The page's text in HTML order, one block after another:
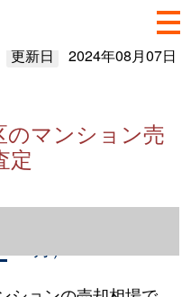
更新日 2024年08月07日
のマンション売
定